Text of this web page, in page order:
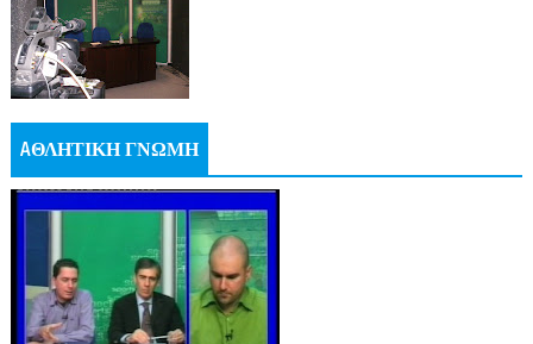
AΘΛΗΤΙΚΗ ΓΝΩΜΗ